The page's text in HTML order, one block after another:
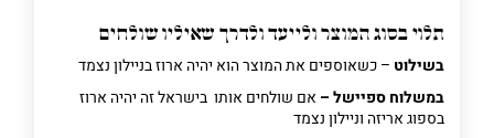
תלוי בסוג המוצר ולייעד ולדרך שאיליו שולחים
בשילוט – כשאוספים את המוצר הוא יהיה ארוז בניילון נצמד
במשלוח ספיישל – אם שולחים אותו בישראל זה יהיה ארוז
בספוג אריזה וניילון נצמד